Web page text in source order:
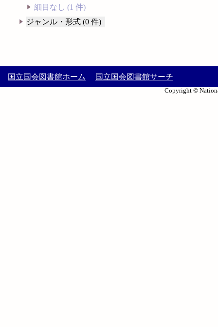
細目なし (1 件)
ジャンル・形式 (0 件)
国立国会図書館ホーム 国立国会図書館サーチ
Copyright ©